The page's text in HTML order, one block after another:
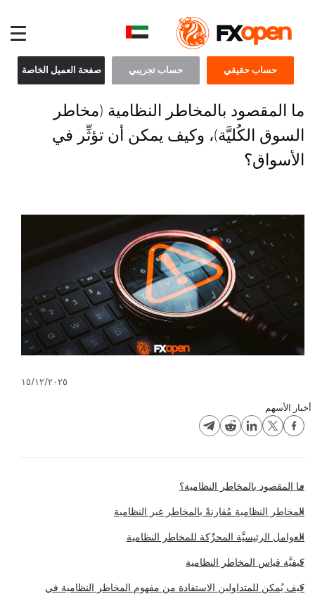
حساب حقيقي حساب تجريبي صفحة العميل الخاصة
ما المقصود بالمخاطر النظامية (مخاطر
السوق الكُليَّة)، وكيف يمكن أن تؤثِّر في
الأسواق؟
١٥/١٢/٢٠٢٥
أخبار الأسهم
ما المقصود بالمخاطر النظامية؟
المخاطر النظامية مُقارنةً بالمخاطر غير النظامية
العوامل الرئيسيَّة المحرِّكة للمخاطر النظامية
كيفيَّة قياس المخاطر النظامية
كيف يُمكن للمتداولين الاستفادة من مفهوم المخاطر النظامية في